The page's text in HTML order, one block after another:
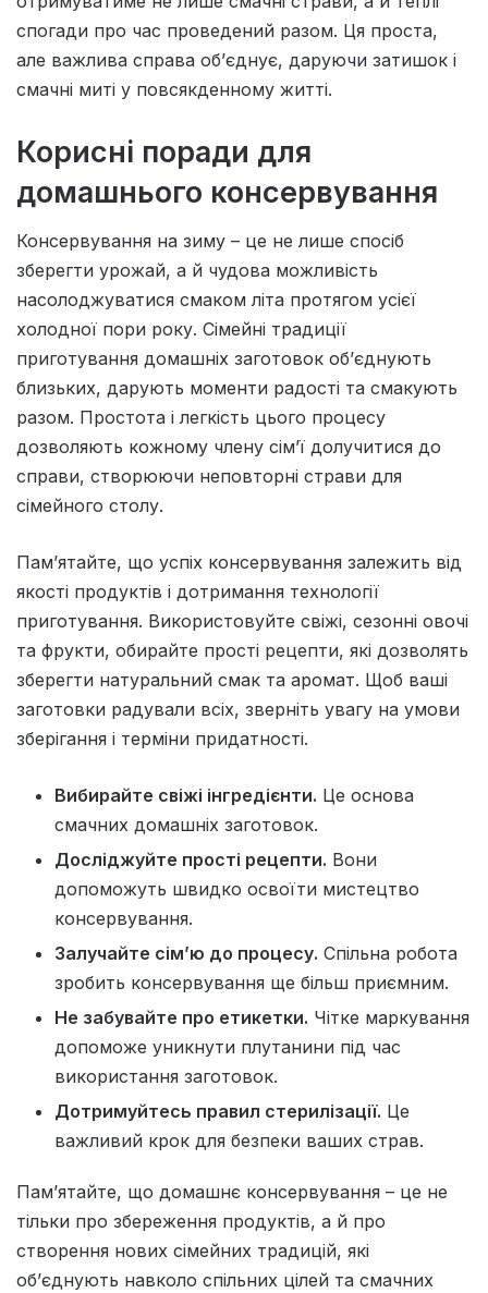
спогади про час проведений разом. Ця проста,
але важлива справа об’єднує, даруючи затишок і
смачні миті у повсякденному житті.
Корисні поради для
домашнього консервування
Консервування на зиму – це не лише спосіб
зберегти урожай, а й чудова можливість
насолоджуватися смаком літа протягом усієї
холодної пори року. Сімейні традиції
приготування домашніх заготовок об’єднують
близьких, дарують моменти радості та смакують
разом. Простота і легкість цього процесу
дозволяють кожному члену сім’ї долучитися до
справи, створюючи неповторні страви для
сімейного столу.
Пам’ятайте, що успіх консервування залежить від
якості продуктів і дотримання технології
приготування. Використовуйте свіжі, сезонні овочі
та фрукти, обирайте прості рецепти, які дозволять
зберегти натуральний смак та аромат. Щоб ваші
заготовки радували всіх, зверніть увагу на умови
зберігання і терміни придатності.
Вибирайте свіжі інгредієнти. Це основа
смачних домашніх заготовок.
Досліджуйте прості рецепти. Вони
допоможуть швидко освоїти мистецтво
консервування.
Залучайте сім’ю до процесу. Спільна робота
зробить консервування ще більш приємним.
Не забувайте про етикетки. Чітке маркування
допоможе уникнути плутанини під час
використання заготовок.
Дотримуйтесь правил стерилізації. Це
важливий крок для безпеки ваших страв.
Пам’ятайте, що домашнє консервування – це не
тільки про збереження продуктів, а й про
створення нових сімейних традицій, які
об’єднують навколо спільних цілей та смачних